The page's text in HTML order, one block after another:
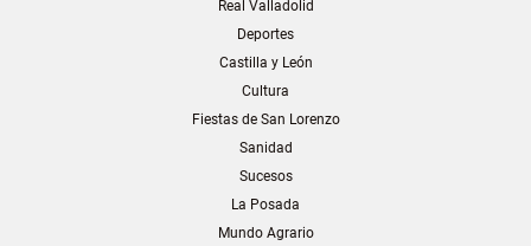
Real Valladolid
Deportes
Castilla y León
Cultura
Fiestas de San Lorenzo
Sanidad
Sucesos
La Posada
Mundo Agrario